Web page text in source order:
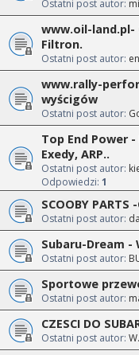
Ostatni post autor:
www.oil-
Filtron.
Ostatni post autor:
www.rally-
wyścigów
Ostatni post autor:
Top End Power
Exedy, ARP..
Ostatni post autor:
Odpowiedzi: 1
SCOOBY PARTS
Ostatni post autor:
Subaru-Dream -
Ostatni post autor:
Sportowe
Ostatni post autor:
CZESCI DO
Ostatni post autor: